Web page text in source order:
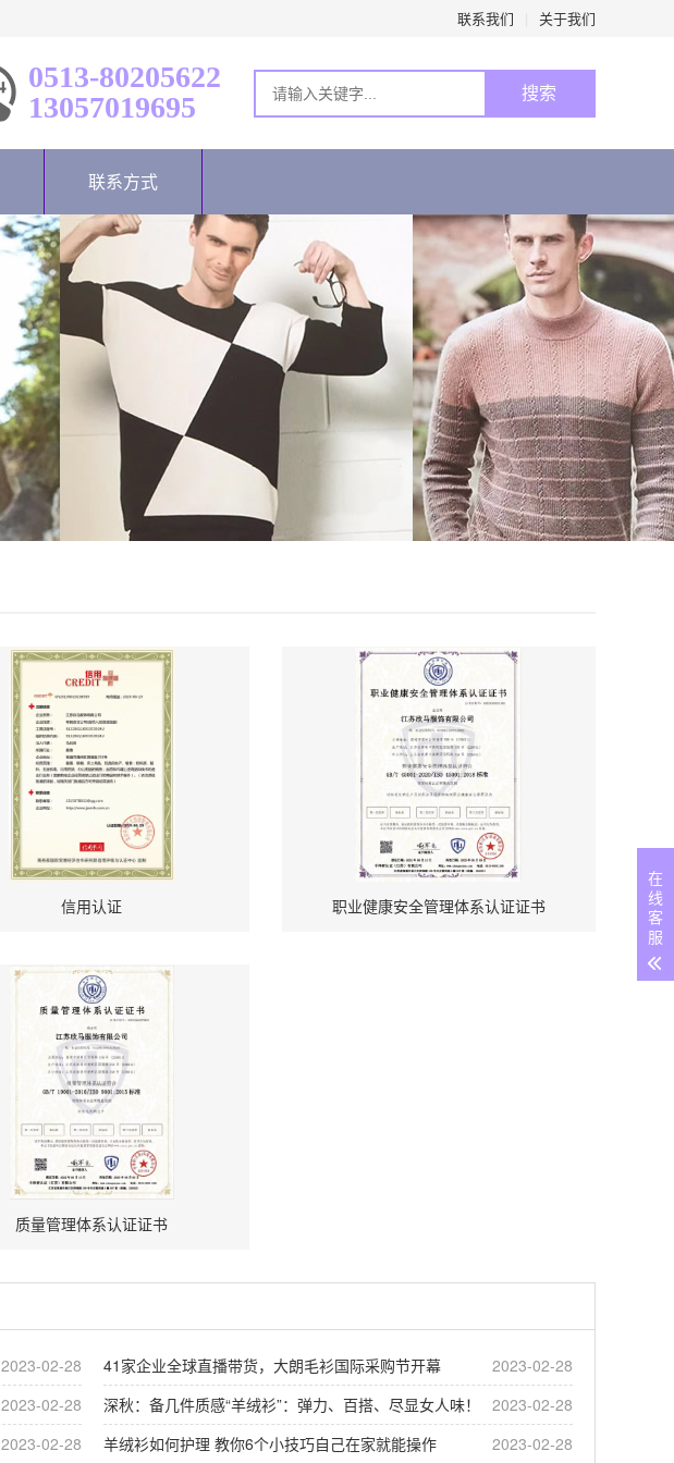
联系我们 关于我们
搜索
0513-80205622
13057019695
联系方式
信用认证 职业健康安全管理体系认证证书
质量管理体系认证证书
2023-02-28 2023-02-28
41家企业全球直播带货，大朗毛衫国际采购节开幕
2023-02-28
2023-02-28
深秋：备几件质感“羊绒衫”：弹力、百搭、尽显女人味！
2023-02-28
2023-02-28
羊绒衫如何护理 教你6个小技巧自己在家就能操作
在
线
客
服